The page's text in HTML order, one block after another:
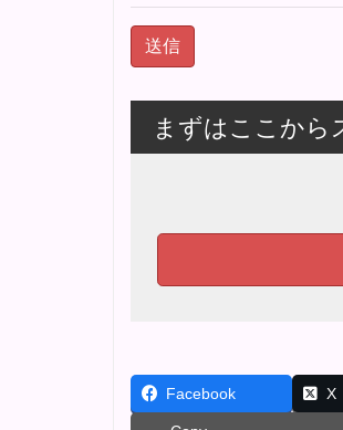
まずはここから
Facebook X